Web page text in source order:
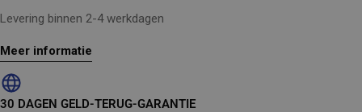
Levering binnen 2-4 werkdagen
Meer informatie
30 DAGEN GELD-TERUG-GARANTIE